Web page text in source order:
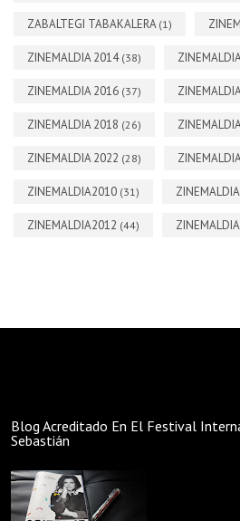
ZABALTEGI TABAKALERA (1)
ZINEMALDIA 2014 (38)
ZINEMALDIA 2016 (37)
ZINEMALDIA 2018 (26)
ZINEMALDIA 2022 (28)
ZINEMALDIA2010 (31)
ZINEMALDIA2012 (44)
Blog Acreditado En El Festival
Sebastián